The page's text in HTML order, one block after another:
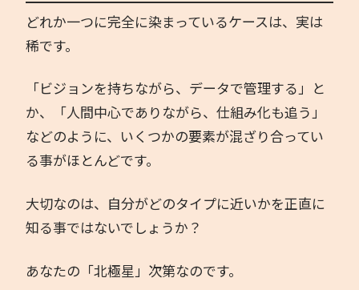
どれか一つに完全に染まっているケースは、実は
稀です。
「ビジョンを持ちながら、データで管理する」と
か、「人間中心でありながら、仕組み化も追う」
などのように、いくつかの要素が混ざり合ってい
る事がほとんどです。
大切なのは、自分がどのタイプに近いかを正直に
知る事ではないでしょうか？
あなたの「北極星」次第なのです。